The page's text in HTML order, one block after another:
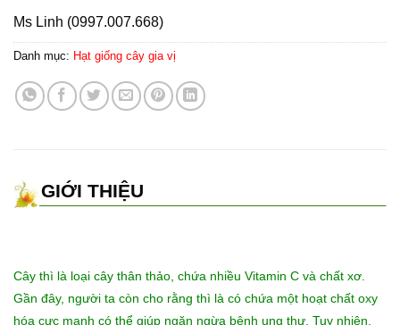
Ms Linh (0997.007.668)
Danh mục: Hạt giống cây gia vị
GIỚI THIỆU
Cây thì là loại cây thân thảo, chứa nhiều Vitamin C và chất xơ.
Gần đây, người ta còn cho rằng thì là có chứa một hoạt chất oxy
hóa cực mạnh có thể giúp ngăn ngừa bệnh ung thư. Tuy nhiên,